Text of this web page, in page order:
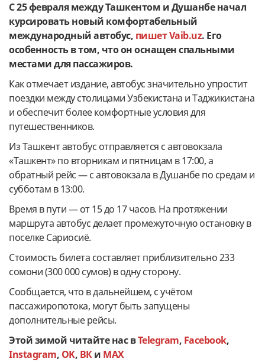
С 25 февраля между Ташкентом и Душанбе начал
курсировать новый комфортабельный
международный автобус, пишет Vaib.uz. Его
особенность в том, что он оснащен спальными
местами для пассажиров.
Как отмечает издание, автобус значительно упростит
поездки между столицами Узбекистана и Таджикистана
и обеспечит более комфортные условия для
путешественников.
Из Ташкент автобус отправляется с автовокзала
«Ташкент» по вторникам и пятницам в 17:00, а
обратный рейс — с автовокзала в Душанбе по средам и
субботам в 13:00.
Время в пути — от 15 до 17 часов. На протяжении
маршрута автобус делает промежуточную остановку в
поселке Сариосиё.
Стоимость билета составляет приблизительно 233
сомони (300 000 сумов) в одну сторону.
Сообщается, что в дальнейшем, с учётом
пассажиропотока, могут быть запущены
дополнительные рейсы.
Этой зимой читайте нас вTelegram, Facebook,
Instagram, OK, ВКи MAX